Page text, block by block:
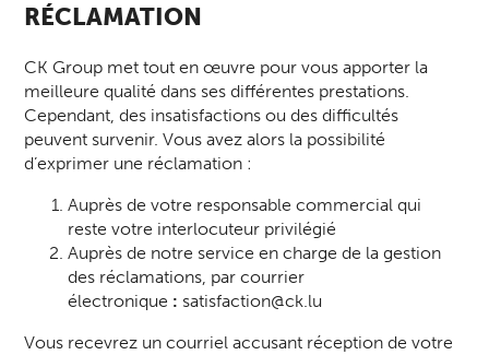
RÉCLAMATION
CK Group met tout en œuvre pour vous apporter la
meilleure qualité dans ses différentes prestations.
Cependant, des insatisfactions ou des difficultés
peuvent survenir. Vous avez alors la possibilité
d’exprimer une réclamation :
Auprès de votre responsable commercial qui
reste votre interlocuteur privilégié
Auprès de notre service en charge de la gestion
des réclamations, par courrier
électronique : satisfaction@ck.lu
Vous recevrez un courriel accusant réception de votre